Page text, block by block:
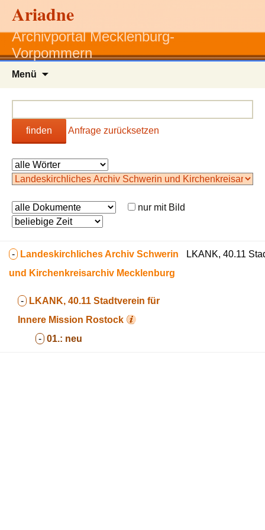
Ariadne
Archivportal Mecklenburg-
Vorpommern
Menü
finden Anfrage zurücksetzen
nur mit Bild
- Landeskirchliches Archiv Schwerin
und Kirchenkreisarchiv Mecklenburg
- LKANK, 40.11 Stadtverein für
Innere Mission Rostock
- 01.: neu
LKANK, 40.11